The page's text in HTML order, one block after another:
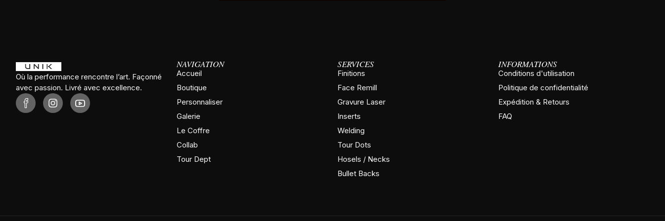
Où la performance rencontre l’art. Façonné
avec passion. Livré avec excellence.
NAVIGATION
Accueil
Boutique
Personnaliser
Galerie
Le Coffre
Collab
Tour Dept
SERVICES
Finitions
Face Remill
Gravure Laser
Inserts
Welding
Tour Dots
Hosels / Necks
Bullet Backs
INFORMATIONS
Conditions d'utilisation
Politique de confidentialité
Expédition & Retours
FAQ